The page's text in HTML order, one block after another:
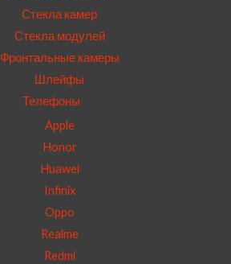
Стекла камер
Стекла модулей
Фронтальные камеры
Шлейфы
Телефоны
Apple
Honor
Huawei
Infinix
Oppo
Realme
Redmi